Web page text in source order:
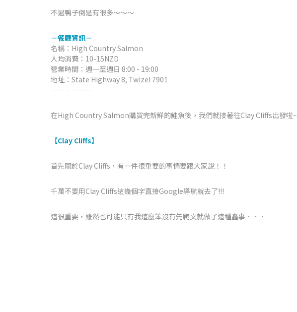
不過鴨子倒是有很多～～～
－餐廳資訊－
名稱：High Country Salmon
人均消費：10-15NZD
營業時間：週一至週日 8:00 - 19:00
地址：State Highway 8, Twizel 7901
－－－－－－
在High Country Salmon購買完新鮮的鮭魚後，我們就接著往Clay Cliffs出發啦~
【Clay Cliffs】
首先關於Clay Cliffs，有一件很重要的事情要跟大家說！！
千萬不要用Clay Cliffs這幾個字直接Google導航就去了!!!
這很重要，雖然也可能只有我這麼笨沒有先爬文就做了這種蠢事．．．